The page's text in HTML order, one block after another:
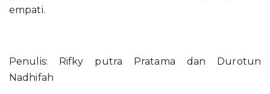
empati.
Penulis: Rifky putra Pratama dan Durotun
Nadhifah